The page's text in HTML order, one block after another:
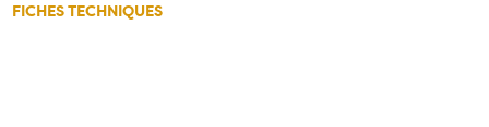
FICHES TECHNIQUES